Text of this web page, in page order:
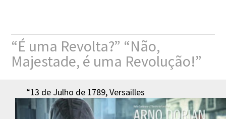
“É uma Revolta?” “Não,
Majestade, é uma Revolução!”
“13 de Julho de 1789, Versailles